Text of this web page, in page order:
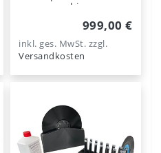
schine
999,00 €
inkl. ges. MwSt. zzgl.
Versandkosten